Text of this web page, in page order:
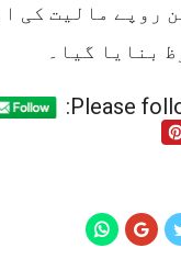
19 ملین روپے مالیت
بنایا گیا۔
Please